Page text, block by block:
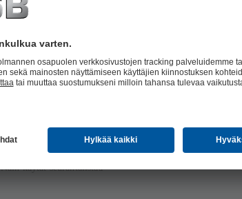
Näin käytät seurantalistaa